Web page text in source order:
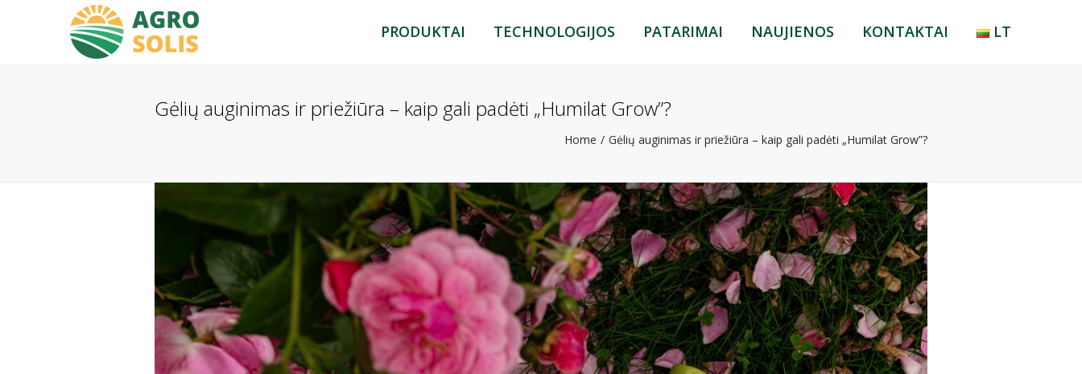
PRODUKTAI
HUMILAT COMPO
HUMILAT MAX
HUMILAT BOOSTER
TECHNOLOGIJOS
MAXI
MINI
PATARIMAI NAUJIENOS KONTAKTAI LT
Gėlių auginimas ir priežiūra – kaip gali padėti „Humilat Grow”?
Home Gėlių auginimas ir priežiūra – kaip gali padėti „Humilat Grow”?